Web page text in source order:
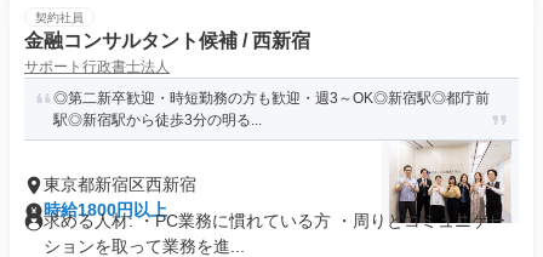
契約社員
金融コンサルタント候補 / 西新宿
サポート行政書士法人
◎第二新卒歓迎・時短勤務の方も歓迎・週3～OK◎新宿駅◎都庁前
駅◎新宿駅から徒歩3分の明る...
東京都新宿区西新宿
時給1800円以上
求める人材: ・PC業務に慣れている方 ・周りとコミュニケー
ションを取って業務を進...